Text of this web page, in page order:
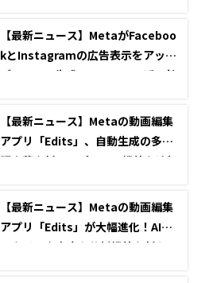
【最新ニュース】MetaがFaceboo
kとInstagramの広告表示をアップ
デート、AI生成コンテンツの透明性
【最新ニュース】Metaの動画編集
アプリ「Edits」、自動生成の多言
語字幕や新テンプレート機能を追加
【最新ニュース】Metaの動画編集
アプリ「Edits」が大幅進化！AIリ
スタイルや高度な分析機能を新たに